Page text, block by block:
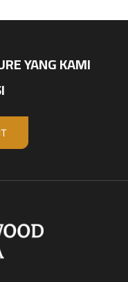
YANG KAMI